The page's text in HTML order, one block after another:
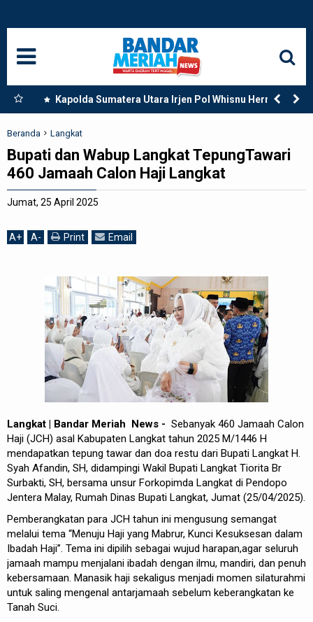
Kapolda Sumatera Utara Irjen Pol Whisnu Hermawan
Februanto Resmikan Secara Langsung Mako Polres
Beranda Langkat
Bupati dan Wabup Langkat TepungTawari
460 Jamaah Calon Haji Langkat
Jumat, 25 April 2025
A+ A- Print Email
Langkat | Bandar Meriah News - Sebanyak 460 Jamaah Calon
Haji (JCH) asal Kabupaten Langkat tahun 2025 M/1446 H
mendapatkan tepung tawar dan doa restu dari Bupati Langkat H.
Syah Afandin, SH, didampingi Wakil Bupati Langkat Tiorita Br
Surbakti, SH, bersama unsur Forkopimda Langkat di Pendopo
Jentera Malay, Rumah Dinas Bupati Langkat, Jumat (25/04/2025).
Pemberangkatan para JCH tahun ini mengusung semangat
melalui tema “Menuju Haji yang Mabrur, Kunci Kesuksesan dalam
Ibadah Haji”. Tema ini dipilih sebagai wujud harapan,agar seluruh
jamaah mampu menjalani ibadah dengan ilmu, mandiri, dan penuh
kebersamaan. Manasik haji sekaligus menjadi momen silaturahmi
untuk saling mengenal antarjamaah sebelum keberangkatan ke
Tanah Suci.
NASIONAL
SUMUT
LANGKAT
ACEH
BISNIS
ADVETORIAL
REDAKSI